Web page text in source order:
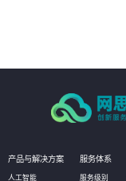
产品与解决方案
人工智能
服务体系
服务级别